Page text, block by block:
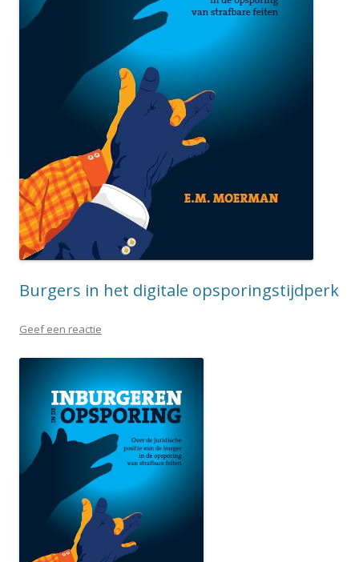
Burgers in het digitale opsporingstijdperk
Geef een reactie